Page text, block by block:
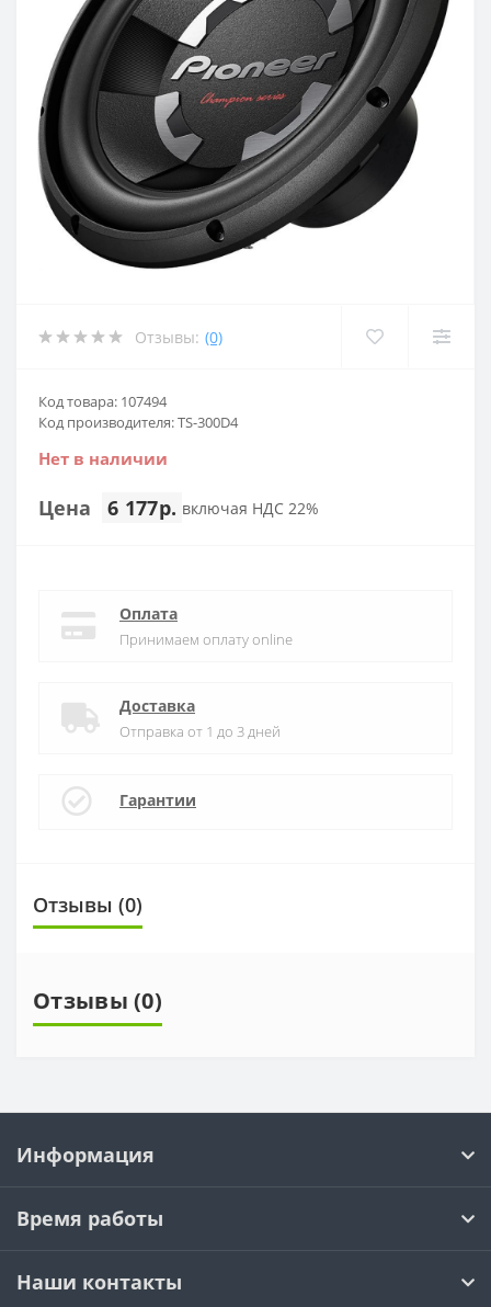
Отзывы: (0)
Код товара: 107494
Код производителя: TS-300D4
Нет в наличии
Цена 6 177р. включая НДС 22%
Оплата
Принимаем оплату online
Доставка
Отправка от 1 до 3 дней
Гарантии
Отзывы (0)
Отзывы (0)
Информация
Время работы
Наши контакты